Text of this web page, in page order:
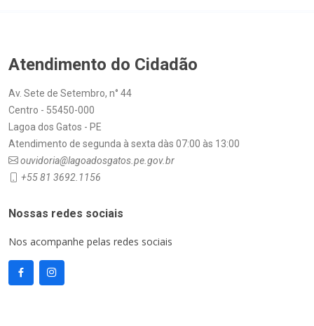
Atendimento do Cidadão
Av. Sete de Setembro, n° 44
Centro - 55450-000
Lagoa dos Gatos - PE
Atendimento de segunda à sexta dàs 07:00 às 13:00
ouvidoria@lagoadosgatos.pe.gov.br
+55 81 3692.1156
Nossas redes sociais
Nos acompanhe pelas redes sociais